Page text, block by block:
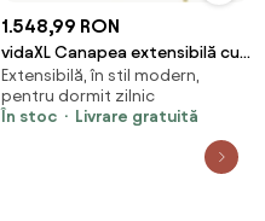
1.548,99 RON
vidaXL Canapea extensibilă cu
taburet, 2 locuri, gri deschis,
textil
Extensibilă, în stil modern,
pentru dormit zilnic
În stoc
Livrare gratuită